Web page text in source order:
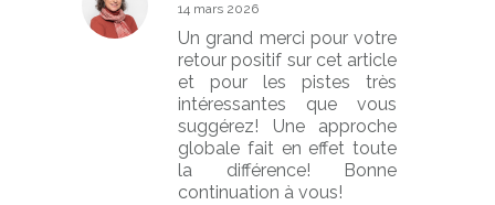
14 mars 2026
Un grand merci pour votre
retour positif sur cet article
et pour les pistes très
intéressantes que vous
suggérez! Une approche
globale fait en effet toute
la différence! Bonne
continuation à vous!